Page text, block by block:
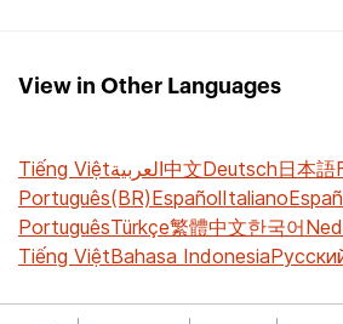
View in Other Languages
Tiếng Việtالعربية中文Deutsch日本語
Português(BR)EspañolItaliano
PortuguêsTürkçe繁體中文한국어
Tiếng ViệtBahasa Indonesia